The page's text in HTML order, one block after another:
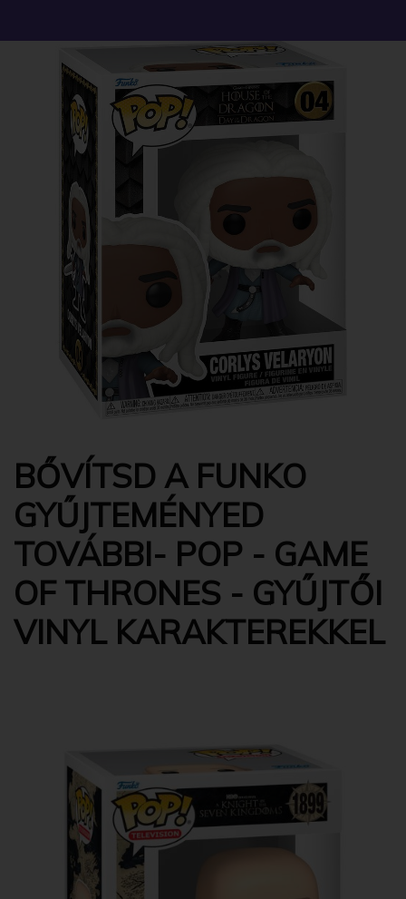
BŐVÍTSD A FUNKO
GYŰJTEMÉNYED
TOVÁBBI- POP - GAME
OF THRONES - GYŰJTŐI
VINYL KARAKTEREKKEL